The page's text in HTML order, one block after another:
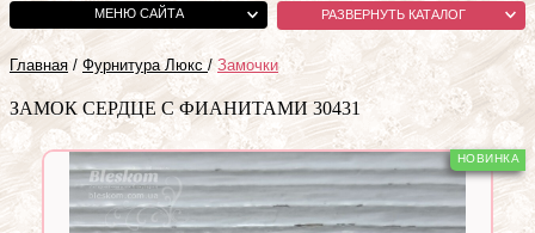
МЕНЮ САЙТА РАЗВЕРНУТЬ КАТАЛОГ
Главная / Фурнитура Люкс/ Замочки
ЗАМОК СЕРДЦЕ С ФИАНИТАМИ 30431